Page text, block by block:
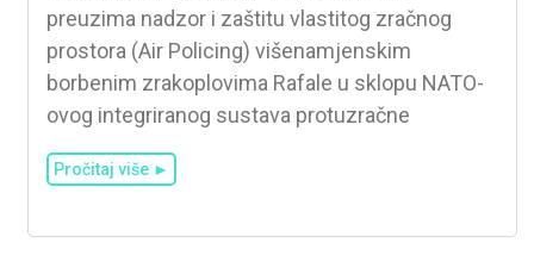
preuzima nadzor i zaštitu vlastitog zračnog
prostora (Air Policing) višenamjenskim
borbenim zrakoplovima Rafale u sklopu NATO-
ovog integriranog sustava protuzračne
Pročitaj više ►